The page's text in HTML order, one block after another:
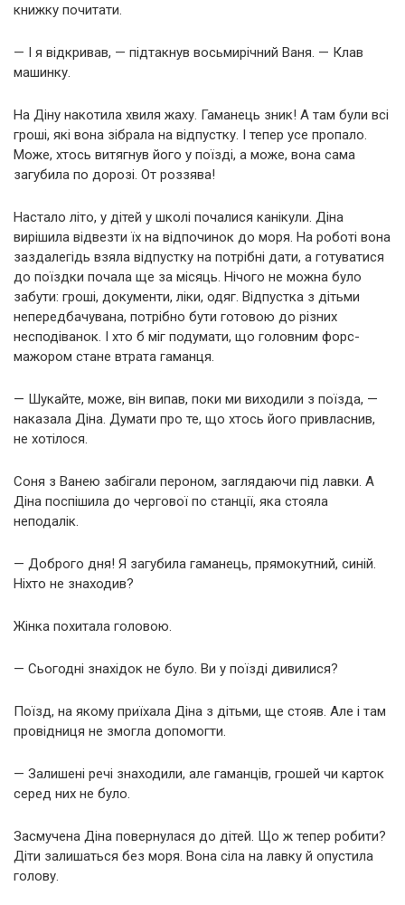
книжку почитати.
— І я відкривав, — підтакнув восьмирічний Ваня. — Клав
машинку.
На Діну накотила хвиля жаху. Гаманець зник! А там були всі
гроші, які вона зібрала на відпустку. І тепер усе пропало.
Може, хтось витягнув його у поїзді, а може, вона сама
загубила по дорозі. От роззява!
Настало літо, у дітей у школі почалися канікули. Діна
вирішила відвезти їх на відпочинок до моря. На роботі вона
заздалегідь взяла відпустку на потрібні дати, а готуватися
до поїздки почала ще за місяць. Нічого не можна було
забути: гроші, документи, ліки, одяг. Відпустка з дітьми
непередбачувана, потрібно бути готовою до різних
несподіванок. І хто б міг подумати, що головним форс-
мажором стане втрата гаманця.
— Шукайте, може, він випав, поки ми виходили з поїзда, —
наказала Діна. Думати про те, що хтось його привласнив,
не хотілося.
Соня з Ванею забігали пероном, заглядаючи під лавки. А
Діна поспішила до чергової по станції, яка стояла
неподалік.
— Доброго дня! Я загубила гаманець, прямокутний, синій.
Ніхто не знаходив?
Жінка похитала головою.
— Сьогодні знахідок не було. Ви у поїзді дивилися?
Поїзд, на якому приїхала Діна з дітьми, ще стояв. Але і там
провідниця не змогла допомогти.
— Залишені речі знаходили, але гаманців, грошей чи карток
серед них не було.
Засмучена Діна повернулася до дітей. Що ж тепер робити?
Діти залишаться без моря. Вона сіла на лавку й опустила
голову.